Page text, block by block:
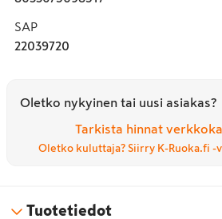
SAP
22039720
Oletko nykyinen tai uusi asiakas?
Tarkista hinnat
Oletko kuluttaja? Siirry K-Ruoka.fi -
Tuotetiedot